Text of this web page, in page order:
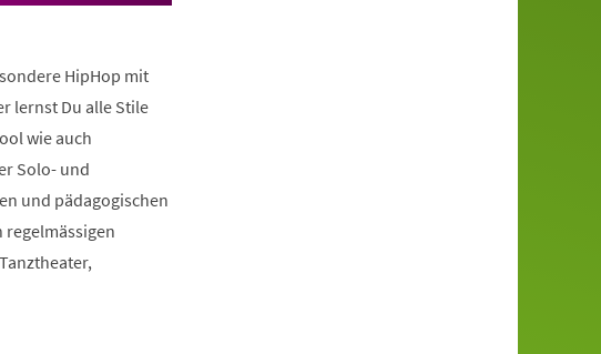
HipHop mit
lernst Du alle Stile
wie auch
Solo- und
und pädagogischen